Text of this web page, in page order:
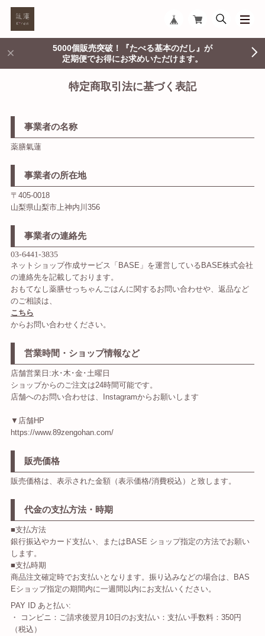
5000個販売突破！『たべる基本のだし』が
定期便でお得にお求めいただけます。
特定商取引法に基づく表記
事業者の名称
薬膳氣蓮
事業者の所在地
〒405-0018
山梨県山梨市上神内川356
事業者の連絡先
ネットショップ作成サービス「BASE」を運営しているBASE株式会社
の連絡先を記載しております。
おもてなし薬膳せっちゃんごはんに関するお問い合わせや、返品など
のご相談は、
こちら
からお問い合わせください。
営業時間・ショップ情報など
店舗営業日:水･木･金･土曜日
ショップからのご注文は24時間可能です。
店舗へのお問い合わせは、Instagramからお願いします
▼店舗HP
https://www.89zengohan.com/
販売価格
販売価格は、表示された金額（表示価格/消費税込）と致します。
代金の支払方法・時期
■支払方法
銀行振込やカード支払い、またはBASE ショップ指定の方法でお願い
します。
■支払時期
商品注文確定時でお支払いとなります。振り込みなどの場合は、BAS
Eショップ指定の期間内に一週間以内にお支払いください。
PAY ID あと払い:
・ コンビニ：ご請求後翌月10日のお支払い：支払い手数料：350円
（税込）